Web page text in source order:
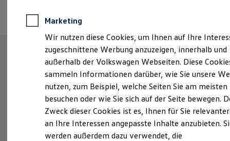
Anpfiff zum Gewinn
Elektroautos
ID. Tutorials
Elektrofahrzeugkonzepte
Reichweite
Reichweite der ID. Modelle
Reichweite im Winter
Laden
Laden unterwegs
Laden Zuhause
Marketing
Wir nutzen diese Cookies, um Ihnen auf Ihre
zugeschnittene Werbung anzuzeigen, innerhalb und
außerhalb der Volkswagen Webseiten. Diese
sammeln Informationen darüber, wie Sie unsere
nutzen, zum Beispiel, welche Seiten Sie am meisten
besuchen oder wie Sie sich auf der Seite bewegen.
Zweck dieser Cookies ist es, Ihnen für Sie
an Ihre Interessen angepasste Inhalte anzubieten.
werden außerdem dazu verwendet, die